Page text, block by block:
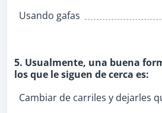
Usando gafas
5. Usualmente, una buena
los que le siguen de cerca es:
Cambiar de carriles y dejarles